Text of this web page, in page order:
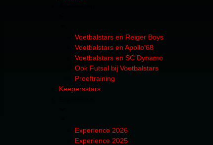
Voetbalstars en Reiger Boys
Voetbalstars en Apollo'68
Voetbalstars en SC Dynamo
Ook Futsal bij Voetbalstars
Proeftraining
Keepersstars
Experience 2026
Experience 2025